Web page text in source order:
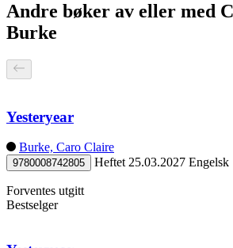
Andre bøker av eller med
Burke
Yesteryear
Burke, Caro Claire
9780008742805 Heftet 25.03.2027 Engelsk
Forventes utgitt
Bestselger